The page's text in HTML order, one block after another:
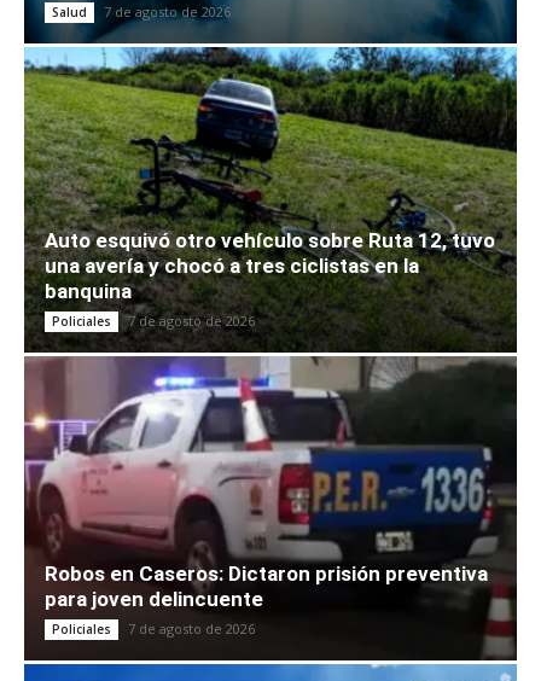
Salud 7 de agosto de 2026
Auto esquivó otro vehículo sobre Ruta 12, tuvo
una avería y chocó a tres ciclistas en la
banquina
Policiales 7 de agosto de 2026
Robos en Caseros: Dictaron prisión preventiva
para joven delincuente
Policiales 7 de agosto de 2026